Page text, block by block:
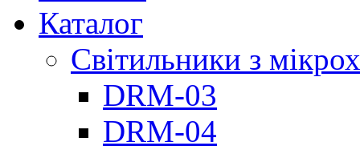
Каталог
Світильники з
DRM-03
DRM-04